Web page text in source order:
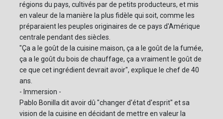
régions du pays, cultivés par de petits producteurs, et mis
en valeur de la manière la plus fidèle qui soit, comme les
préparaient les peuples originaires de ce pays d'Amérique
centrale pendant des siècles.
"Ça a le goût de la cuisine maison, ça a le goût de la fumée,
ça a le goût du bois de chauffage, ça a vraiment le goût de
ce que cet ingrédient devrait avoir", explique le chef de 40
ans.
- Immersion -
Pablo Bonilla dit avoir dû "changer d'état d'esprit" et sa
vision de la cuisine en décidant de mettre en valeur la